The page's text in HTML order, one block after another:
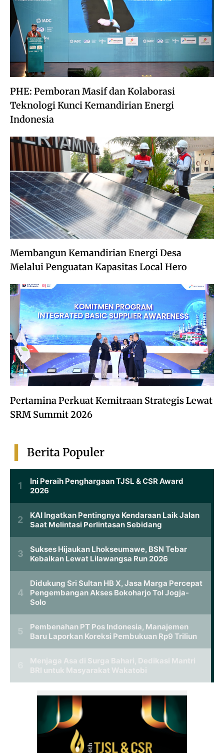
PHE: Pemboran Masif dan Kolaborasi
Teknologi Kunci Kemandirian Energi
Indonesia
Membangun Kemandirian Energi Desa
Melalui Penguatan Kapasitas Local Hero
Pertamina Perkuat Kemitraan Strategis Lewat
SRM Summit 2026
Berita Populer